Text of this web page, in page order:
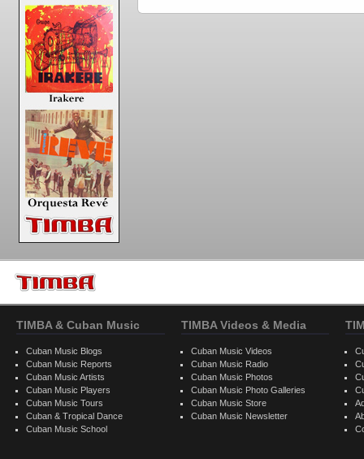
TIMBA & Cuban Music
Cuban Music Blogs
Cuban Music Reports
Cuban Music Artists
Cuban Music Players
Cuban Music Tours
Cuban & Tropical Dance
Cuban Music School
TIMBA Videos & Media
Cuban Music Videos
Cuban Music Radio
Cuban Music Photos
Cuban Music Photo Galleries
Cuban Music Store
Cuban Music Newsletter